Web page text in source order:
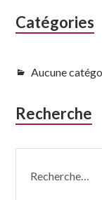
Catégories
Aucune
Recherche